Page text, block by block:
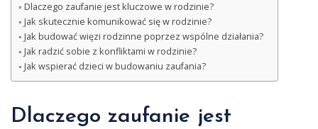
Dlaczego zaufanie jest kluczowe w rodzinie?
Jak skutecznie komunikować się w rodzinie?
Jak budować więzi rodzinne poprzez wspólne działania?
Jak radzić sobie z konfliktami w rodzinie?
Jak wspierać dzieci w budowaniu zaufania?
Dlaczego zaufanie jest